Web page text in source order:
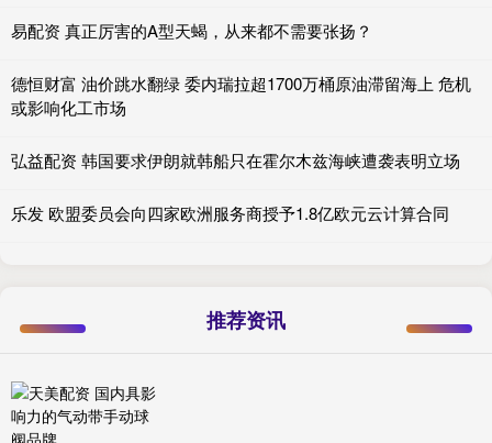
易配资 真正厉害的A型天蝎，从来都不需要张扬？
德恒财富 油价跳水翻绿 委内瑞拉超1700万桶原油滞留海上 危机
或影响化工市场
弘益配资 韩国要求伊朗就韩船只在霍尔木兹海峡遭袭表明立场
乐发 欧盟委员会向四家欧洲服务商授予1.8亿欧元云计算合同
推荐资讯